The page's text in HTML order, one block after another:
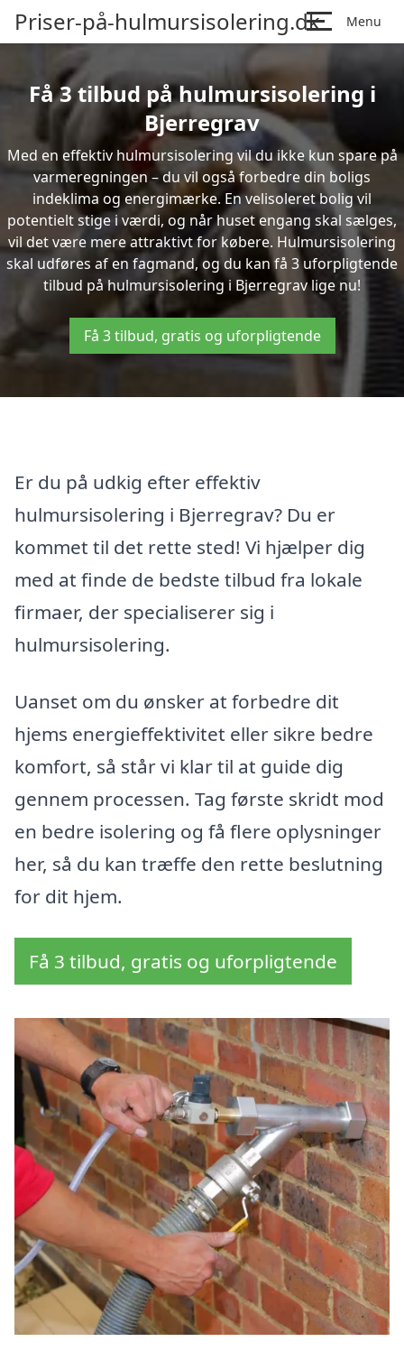
Priser-på-hulmursisolering.dk Menu
Få 3 tilbud på hulmursisolering i
Bjerregrav
Med en effektiv hulmursisolering vil du ikke kun spare på
varmeregningen – du vil også forbedre din boligs
indeklima og energimærke. En velisoleret bolig vil
potentielt stige i værdi, og når huset engang skal sælges,
vil det være mere attraktivt for købere. Hulmursisolering
skal udføres af en fagmand, og du kan få 3 uforpligtende
tilbud på hulmursisolering i Bjerregrav lige nu!
Få 3 tilbud, gratis og uforpligtende
Er du på udkig efter effektiv
hulmursisolering i Bjerregrav? Du er
kommet til det rette sted! Vi hjælper dig
med at finde de bedste tilbud fra lokale
firmaer, der specialiserer sig i
hulmursisolering.
Uanset om du ønsker at forbedre dit
hjems energieffektivitet eller sikre bedre
komfort, så står vi klar til at guide dig
gennem processen. Tag første skridt mod
en bedre isolering og få flere oplysninger
her, så du kan træffe den rette beslutning
for dit hjem.
Få 3 tilbud, gratis og uforpligtende